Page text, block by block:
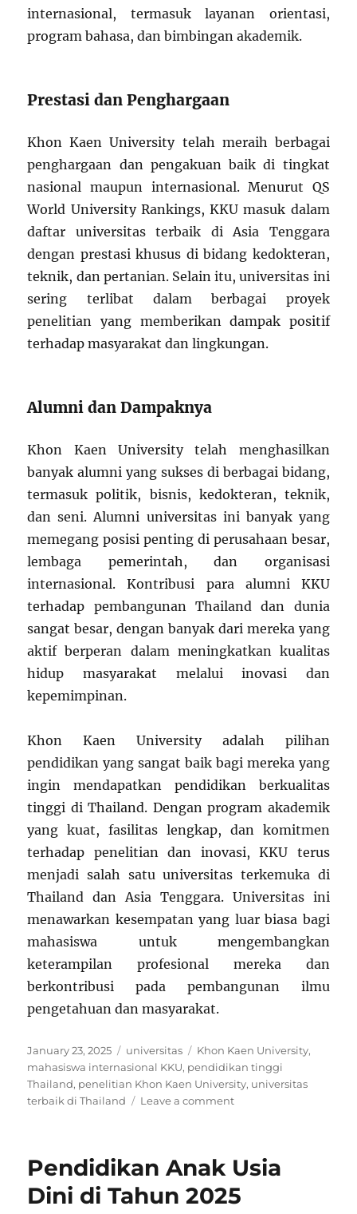
internasional, termasuk layanan orientasi,
program bahasa, dan bimbingan akademik.
Prestasi dan Penghargaan
Khon Kaen University telah meraih berbagai
penghargaan dan pengakuan baik di tingkat
nasional maupun internasional. Menurut QS
World University Rankings, KKU masuk dalam
daftar universitas terbaik di Asia Tenggara
dengan prestasi khusus di bidang kedokteran,
teknik, dan pertanian. Selain itu, universitas ini
sering terlibat dalam berbagai proyek
penelitian yang memberikan dampak positif
terhadap masyarakat dan lingkungan.
Alumni dan Dampaknya
Khon Kaen University telah menghasilkan
banyak alumni yang sukses di berbagai bidang,
termasuk politik, bisnis, kedokteran, teknik,
dan seni. Alumni universitas ini banyak yang
memegang posisi penting di perusahaan besar,
lembaga pemerintah, dan organisasi
internasional. Kontribusi para alumni KKU
terhadap pembangunan Thailand dan dunia
sangat besar, dengan banyak dari mereka yang
aktif berperan dalam meningkatkan kualitas
hidup masyarakat melalui inovasi dan
kepemimpinan.
Khon Kaen University adalah pilihan
pendidikan yang sangat baik bagi mereka yang
ingin mendapatkan pendidikan berkualitas
tinggi di Thailand. Dengan program akademik
yang kuat, fasilitas lengkap, dan komitmen
terhadap penelitian dan inovasi, KKU terus
menjadi salah satu universitas terkemuka di
Thailand dan Asia Tenggara. Universitas ini
menawarkan kesempatan yang luar biasa bagi
mahasiswa untuk mengembangkan
keterampilan profesional mereka dan
berkontribusi pada pembangunan ilmu
pengetahuan dan masyarakat.
Posted
on
January 23, 2025 Categories
universitas Tags
Khon Kaen University,
mahasiswa internasional KKU, pendidikan tinggi
Thailand, penelitian Khon Kaen University, universitas
terbaik di Thailand
Leave a commenton
Pusat
dan
Pendidikan Anak Usia
Dini di Tahun 2025